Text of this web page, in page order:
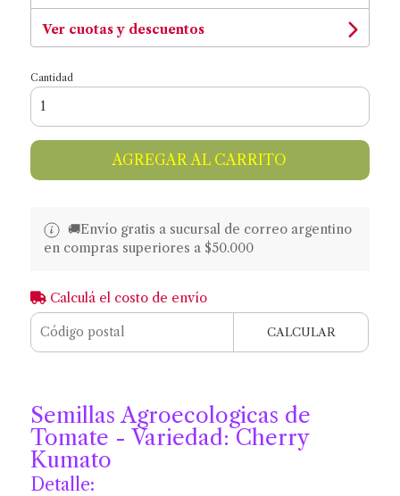
Ver cuotas y descuentos
Cantidad
AGREGAR AL CARRITO
🚚​​Envío gratis a sucursal de correo argentino
en compras superiores a $50.000
Calculá el costo de envío
CALCULAR
Semillas Agroecologicas de
Tomate - Variedad: Cherry
Kumato
Detalle: